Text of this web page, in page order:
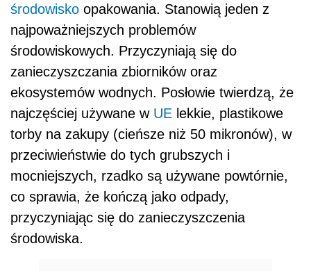
środowisko opakowania. Stanowią jeden z
najpoważniejszych problemów
środowiskowych. Przyczyniają się do
zanieczyszczania zbiorników oraz
ekosystemów wodnych. Posłowie twierdzą, że
najczęściej używane w UE lekkie, plastikowe
torby na zakupy (cieńsze niż 50 mikronów), w
przeciwieństwie do tych grubszych i
mocniejszych, rzadko są używane powtórnie,
co sprawia, że kończą jako odpady,
przyczyniając się do zanieczyszczenia
środowiska.